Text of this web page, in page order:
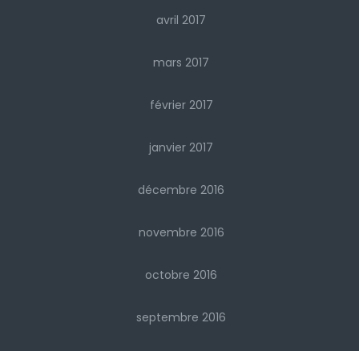
avril 2017
mars 2017
février 2017
janvier 2017
décembre 2016
novembre 2016
octobre 2016
septembre 2016